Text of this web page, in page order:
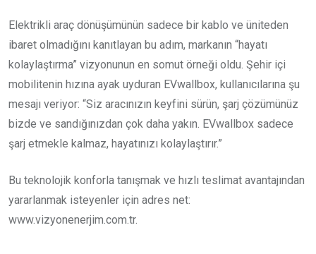
Elektrikli araç dönüşümünün sadece bir kablo ve üniteden
ibaret olmadığını kanıtlayan bu adım, markanın “hayatı
kolaylaştırma” vizyonunun en somut örneği oldu. Şehir içi
mobilitenin hızına ayak uyduran EVwallbox, kullanıcılarına şu
mesajı veriyor: “Siz aracınızın keyfini sürün, şarj çözümünüz
bizde ve sandığınızdan çok daha yakın. EVwallbox sadece
şarj etmekle kalmaz, hayatınızı kolaylaştırır.”
Bu teknolojik konforla tanışmak ve hızlı teslimat avantajından
yararlanmak isteyenler için adres net:
www.vizyonenerjim.com.tr.